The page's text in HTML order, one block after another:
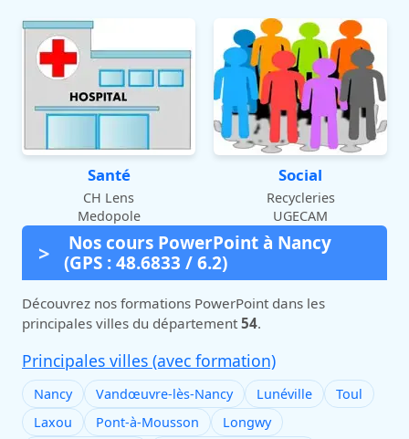
Santé
CH Lens
Medopole
Social
Recycleries
UGECAM
Nos cours PowerPoint à Nancy
(GPS : 48.6833 / 6.2)
Découvrez nos formations PowerPoint dans les
principales villes du département 54.
Principales villes (avec formation)
Nancy Vandœuvre-lès-Nancy Lunéville
Toul
Laxou
Pont-à-Mousson
Longwy